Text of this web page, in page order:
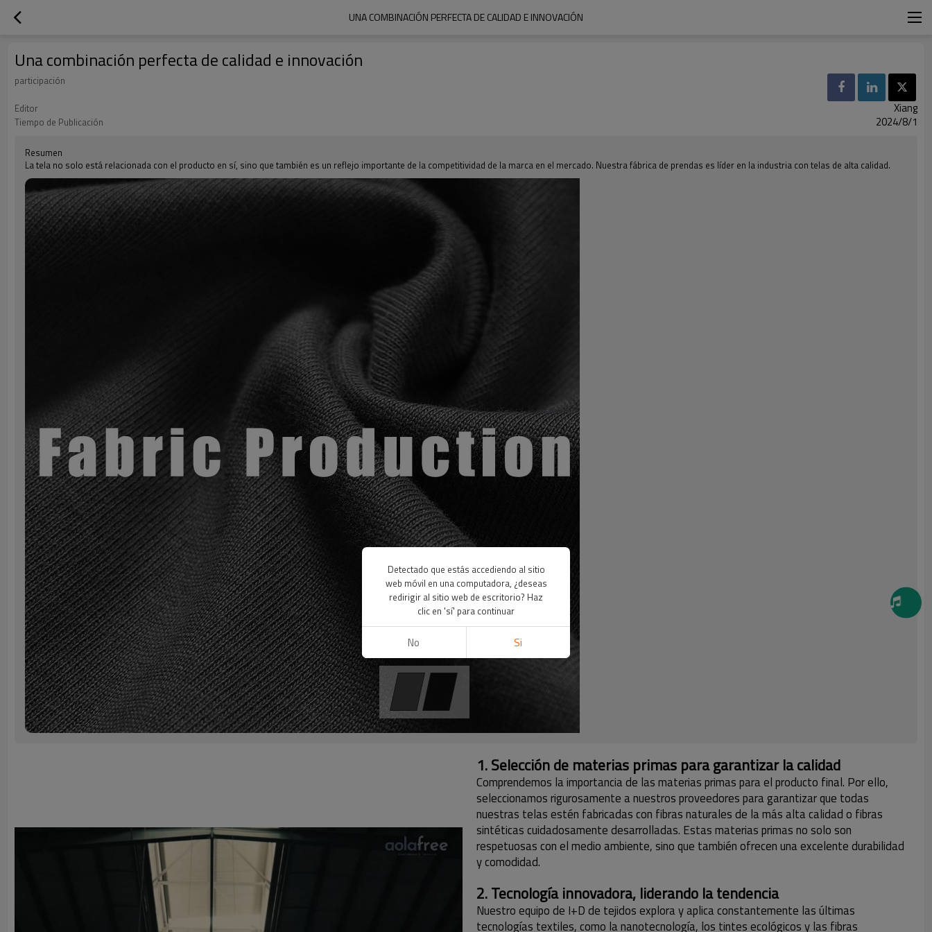
UNA COMBINACIÓN PERFECTA DE CALIDAD E INNOVACIÓN
Una combinación perfecta de calidad e innovación
participación
Editor
Xiang
Tiempo de Publicación 2024/8/1
Resumen
La tela no solo está relacionada con el producto en sí, sino que también es un reflejo importante de la competitividad de la marca en el mercado. Nuestra fábrica de prendas es líder en la industria con telas de alta calidad.
1. Selección de materias primas para garantizar la calidad
Comprendemos la importancia de las materias primas para el producto final. Por ello,
seleccionamos rigurosamente a nuestros proveedores para garantizar que todas
nuestras telas estén fabricadas con fibras naturales de la más alta calidad o fibras
sintéticas cuidadosamente desarrolladas. Estas materias primas no solo son
respetuosas con el medio ambiente, sino que también ofrecen una excelente durabilidad
y comodidad.
2. Tecnología innovadora, liderando la tendencia
Nuestro equipo de I+D de tejidos explora y aplica constantemente las últimas
tecnologías textiles, como la nanotecnología, los tintes ecológicos y las fibras
Detectado que estás accediendo al sitio
web móvil en una computadora, ¿deseas
redirigir al sitio web de escritorio? Haz
clic en 'sí' para continuar
No Si